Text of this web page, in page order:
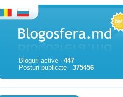
Bloguri active - 447
Posturi publicate - 375456